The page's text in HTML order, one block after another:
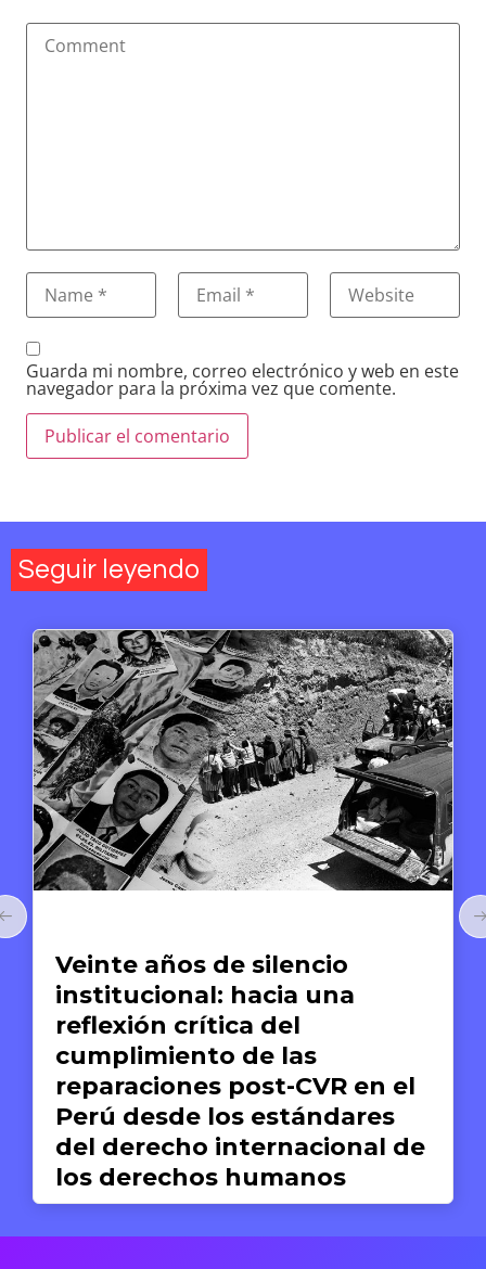
Guarda mi nombre, correo electrónico y web en este
navegador para la próxima vez que comente.
Seguir leyendo
Veinte años de silencio
institucional: hacia una
reflexión crítica del
cumplimiento de las
reparaciones post-CVR en el
Perú desde los estándares
del derecho internacional de
los derechos humanos